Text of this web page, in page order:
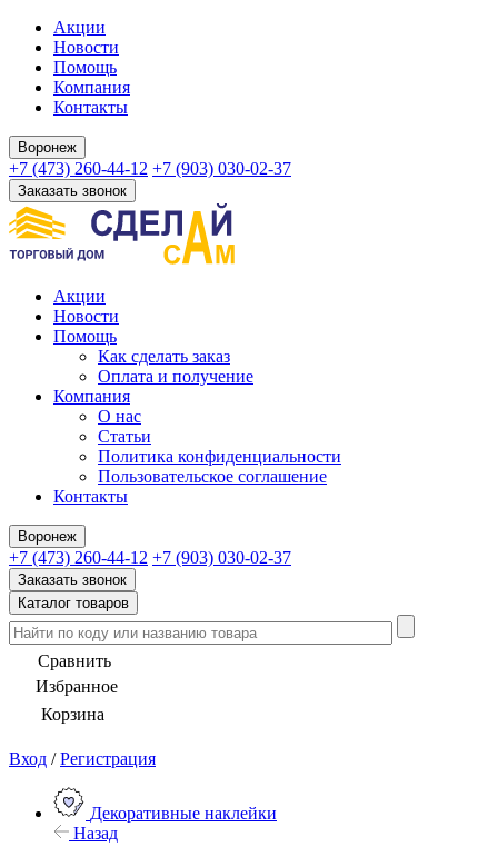
Акции
Новости
Помощь
Компания
Контакты
Воронеж
+7 (473) 260-44-12 +7 (903) 030-02-37
Заказать звонок
Акции
Новости
Помощь
Как сделать заказ
Оплата и получение
Компания
О нас
Статьи
Политика конфиденциальности
Пользовательское соглашение
Контакты
Воронеж
+7 (473) 260-44-12 +7 (903) 030-02-37
Заказать звонок
Каталог товаров
Сравнить
Избранное
Корзина
Вход / Регистрация
Декоративные наклейки
Назад